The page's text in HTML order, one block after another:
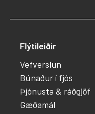
Flýtileiðir
Vefverslun
Búnaður í fjós
Þjónusta & ráðgjöf
Gæðamál